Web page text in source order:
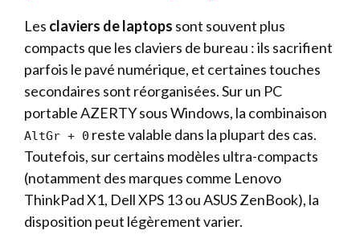
Les claviers de laptops sont souvent plus
compacts que les claviers de bureau : ils sacrifient
parfois le pavé numérique, et certaines touches
secondaires sont réorganisées. Sur un PC
portable AZERTY sous Windows, la combinaison
AltGr + 0 reste valable dans la plupart des cas.
Toutefois, sur certains modèles ultra-compacts
(notamment des marques comme Lenovo
ThinkPad X1, Dell XPS 13 ou ASUS ZenBook), la
disposition peut légèrement varier.